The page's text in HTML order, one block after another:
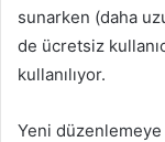
sunarken (daha
de ücretsiz
kullanılıyor.
Yeni